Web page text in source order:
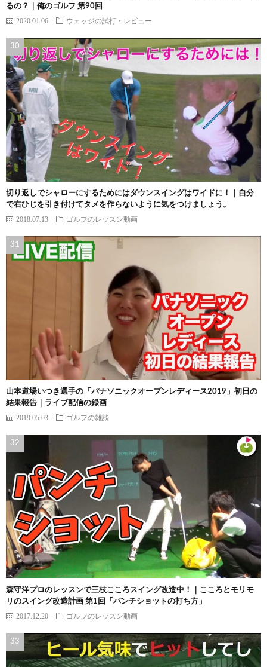
るの？｜俺のゴルフ 第90回
2020.01.06 ウェッジの試打・レビュー
切り返しでシャローにするためにはダウンスイングはワイドに！｜自分
で右ひじを引き付けてタメを作らないように気をつけましょう。
2018.07.13 ゴルフのレッスン動画
山本道場いつき選手の「パナソニックオープンレディース2019」初日の
結果報告｜ライブ配信の録画
2019.05.03 ゴルフの雑談
森守洋プロのレッスンで三枝こころスイング改造中！｜こころとモリモ
リのスイング改造計画 第1回「パンチショットの打ち方」
2017.12.20 ゴルフのレッスン動画